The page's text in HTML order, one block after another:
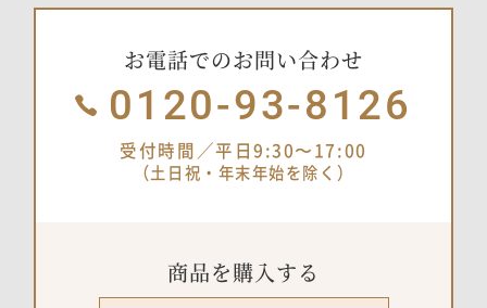
お電話でのお問い合わせ
0120-93-8126
受付時間／平日9:30〜17:00
（土日祝・年末年始を除く）
商品を購入する